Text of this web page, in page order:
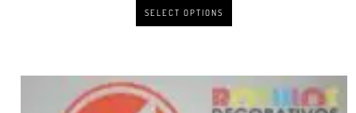
SELECT OPTIONS